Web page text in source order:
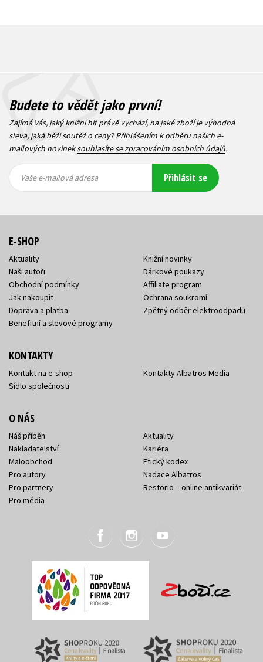
Budete to vědět jako první!
Zajímá Vás, jaký knižní hit právě vychází, na jaké zboží je výhodná
sleva, jaká běží soutěž o ceny? Přihlášením k odběru našich e-
mailových novineksouhlasíte se zpracováním osobních údajů.
mailová
mailová
Vaše e-mailová adresa Přihlásit se
E-SHOP
Aktuality
Naši autoři
Obchodní podmínky
Jak nakoupit
Doprava a platba
Benefitní a slevové programy
Knižní novinky
Dárkové poukazy
Affiliate program
Ochrana soukromí
Zpětný odběr elektroodpadu
KONTAKTY
Kontakt na e-shop
Sídlo společnosti
Kontakty Albatros Media
O NÁS
Náš příběh
Nakladatelství
Maloobchod
Pro autory
Pro partnery
Pro média
Aktuality
Kariéra
Etický kodex
Nadace Albatros
Restorio – online antikvariát